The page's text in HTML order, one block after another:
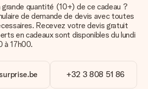
ma commande ?
formes de paiement suivantes : Paypal,
virement bancaire. Comptez un délai de
virement bancaire.
grande quantité (10+) de ce cadeau ?
de demande de devis avec toutes
Recevez votre devis gratuit
en cadeaux sont disponibles du lundi
à 17h00.
+32 3 808 51 86